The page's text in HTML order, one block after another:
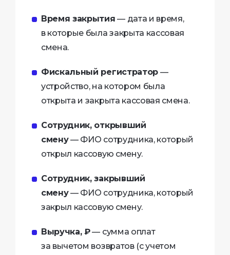
Время закрытия — дата и время,
в которые была закрыта кассовая
смена.
Фискальный регистратор—
устройство, на котором была
открыта и закрыта кассовая смена.
Сотрудник, открывший
смену— ФИО сотрудника, который
открыл кассовую смену.
Сотрудник, закрывший
смену— ФИО сотрудника, который
закрыл кассовую смену.
Выручка, ₽— сумма оплат
за вычетом возвратов (с учетом